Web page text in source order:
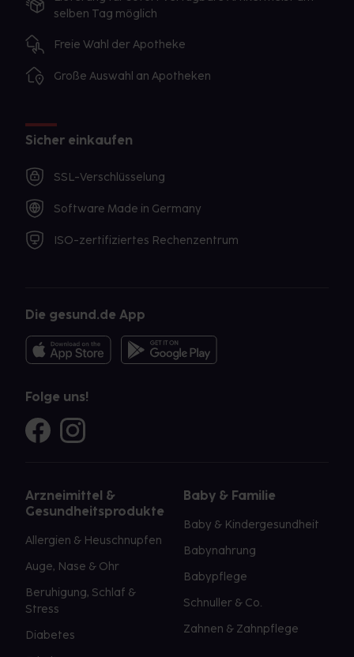
selben Tag möglich
Freie Wahl der Apotheke
Große Auswahl an Apotheken
Sicher einkaufen
SSL-Verschlüsselung
Software Made in Germany
ISO-zertifiziertes Rechenzentrum
Die gesund.de App
Folge uns!
Arzneimittel &
Gesundheitsprodukte
Allergien & Heuschnupfen
Auge, Nase & Ohr
Beruhigung, Schlaf &
Stress
Diabetes
Baby & Familie
Baby & Kindergesundheit
Babynahrung
Babypflege
Schnuller & Co.
Zahnen & Zahnpflege